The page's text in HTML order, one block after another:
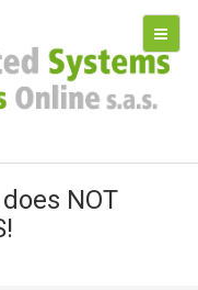
NOT